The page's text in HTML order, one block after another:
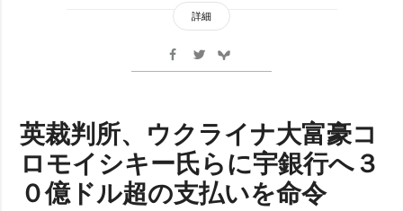
詳細
英裁判所、ウクライナ大富豪コ
ロモイシキー氏らに宇銀行へ３
０億ドル超の支払いを命令